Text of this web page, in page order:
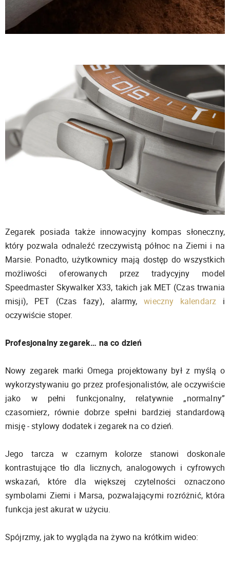
Zegarek posiada także innowacyjny kompas słoneczny,
który pozwala odnaleźć rzeczywistą północ na Ziemi i na
Marsie. Ponadto, użytkownicy mają dostęp do wszystkich
możliwości oferowanych przez tradycyjny model
Speedmaster Skywalker X33, takich jak MET (Czas trwania
misji), PET (Czas fazy), alarmy,wieczny kalendarz i
oczywiście stoper.
Profesjonalny zegarek… na co dzień
Nowy zegarek marki Omega projektowany był z myślą o
wykorzystywaniu go przez profesjonalistów, ale oczywiście
jako w pełni funkcjonalny, relatywnie „normalny”
czasomierz, równie dobrze spełni bardziej standardową
misję - stylowy dodatek i zegarek na co dzień.
Jego tarcza w czarnym kolorze stanowi doskonale
kontrastujące tło dla licznych, analogowych i cyfrowych
wskazań, które dla większej czytelności oznaczono
symbolami Ziemi i Marsa, pozwalającymi rozróżnić, która
funkcja jest akurat w użyciu.
Spójrzmy, jak to wygląda na żywo na krótkim wideo: